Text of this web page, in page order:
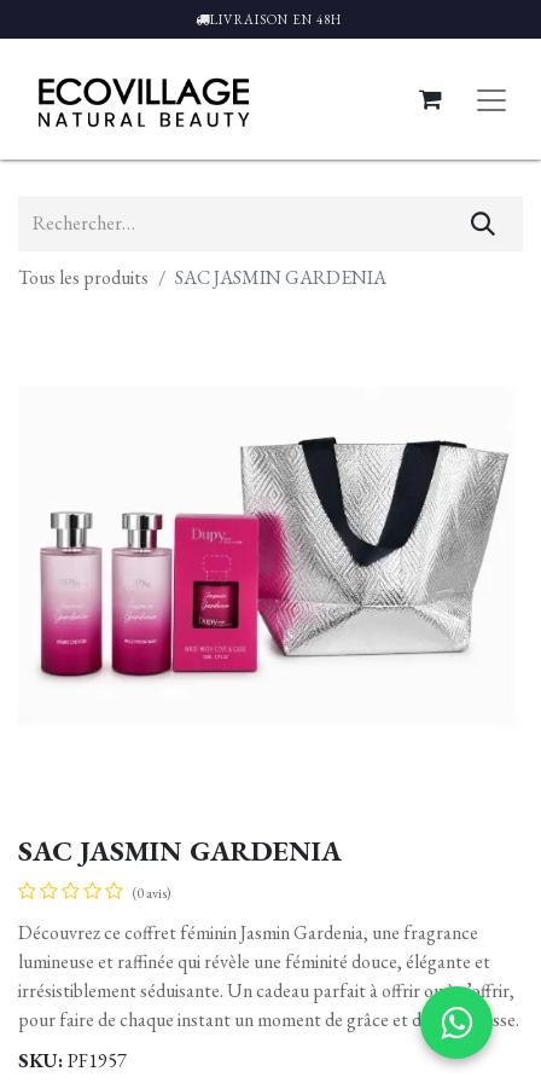
LIVRAISON EN 48H
Tous les produits SAC JASMIN GARDENIA
SAC JASMIN GARDENIA
(0 avis)
Découvrez ce coffret féminin Jasmin Gardenia, une fragrance
lumineuse et raffinée qui révèle une féminité douce, élégante et
irrésistiblement séduisante. Un cadeau parfait à offrir ou à s’offrir,
pour faire de chaque instant un moment de grâce et de délicatesse.
SKU:PF1957